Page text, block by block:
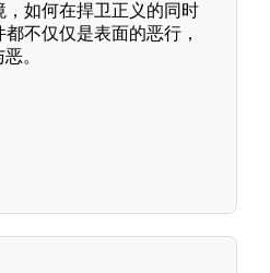
如何在捍卫正义的同时
不仅仅是表面的恶行，
。